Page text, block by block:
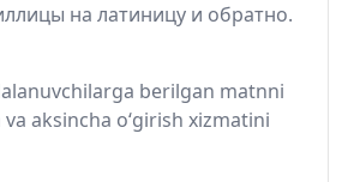
на латиницу и обратно.
berilgan matnni
aksincha o‘girish xizmatini